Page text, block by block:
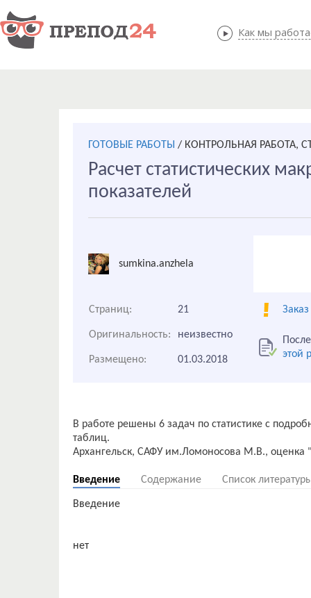
Как мы
Как мы
ГОТОВЫЕ РАБОТЫ / КОНТРОЛЬНАЯ РАБОТА,
Расчет статистических
показателей
sumkina.anzhela
Страниц: 21
Оригинальность: неизвестно
этой
Размещено: 01.03.2018
В работе решены 6 задач по статистике с
таблиц.
Введение Содержание Список
Введение